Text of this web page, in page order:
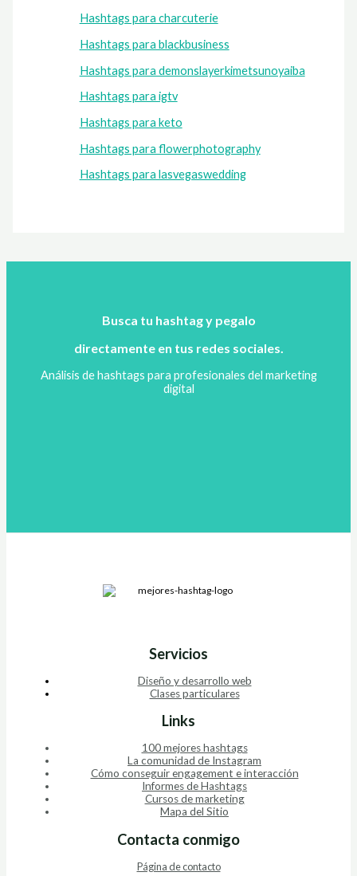
Hashtags para charcuterie
Hashtags para blackbusiness
Hashtags para demonslayerkimetsunoyaiba
Hashtags para igtv
Hashtags para keto
Hashtags para flowerphotography
Hashtags para lasvegaswedding
Busca tu hashtag y pegalo
directamente en tus redes sociales.
Análisis de hashtags para profesionales del marketing
digital
Servicios
Diseño y desarrollo web
Clases particulares
Links
100 mejores hashtags
La comunidad de Instagram
Cómo conseguir engagement e interacción
Informes de Hashtags
Cursos de marketing
Mapa del Sitio
Contacta conmigo
Página de contacto